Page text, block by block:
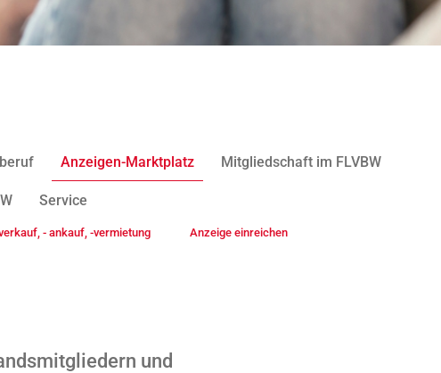
Anzeigen-Marktplatz Mitgliedschaft im FLVBW
Service
- ankauf, -vermietung Anzeige einreichen
und